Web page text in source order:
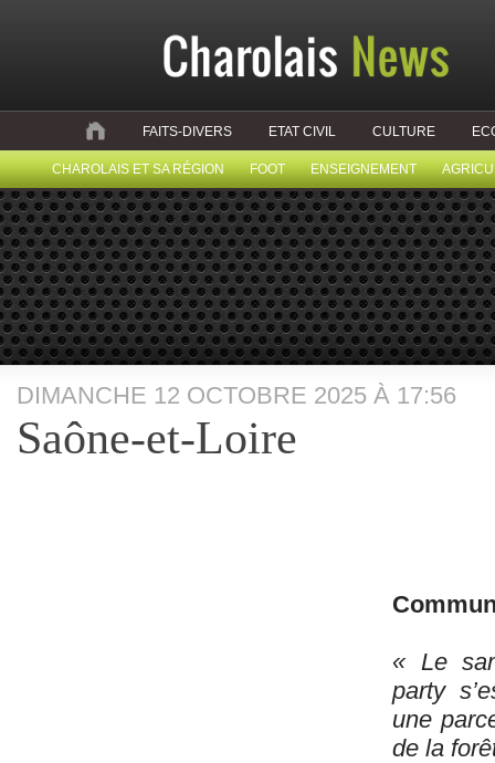
FAITS-DIVERS ETAT CIVIL CULTURE
CHAROLAIS ET SA RÉGION FOOT ENSEIGNEMENT
DIMANCHE 12 OCTOBRE 2025 À 17:56
Saône-et-Loire
« Le
party
une
de la